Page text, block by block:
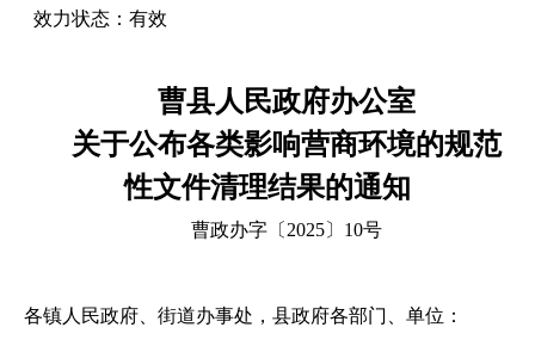
效力状态： 有效
曹县人民政府办公室
关于公布各类影响营商环境的规范
性文件清理结果的通知
曹政办字〔 2025〕10号
各镇人民政府、街道办事处，县政府各部门、单位：